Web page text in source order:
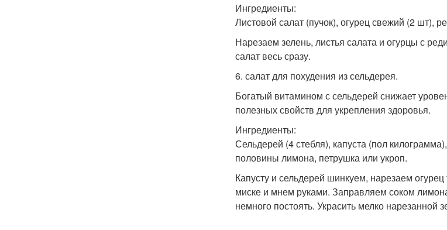
Ингредиенты:
Листовой салат (пучок), огурец свежий (2 шт),
Нарезаем зелень, листья салата и огурцы с
салат весь сразу.
6. салат для похудения из сельдерея.
Богатый витамином с сельдерей снижает
полезных свойств для укрепления здоровья.
Ингредиенты:
Сельдерей (4 стебля), капуста (пол
половины лимона, петрушка или укроп.
Капусту и сельдерей шинкуем, нарезаем
миске и мнем руками. Заправляем соком
немного постоять. Украсить мелко нарезанной